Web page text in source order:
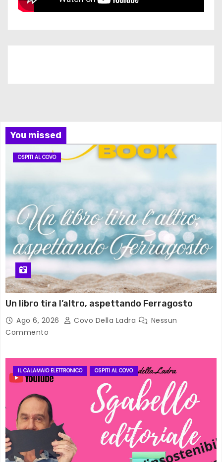
You missed
OSPITI AL COVO
Un libro tira l’altro, aspettando Ferragosto
Ago 6, 2026 Covo Della Ladra
Nessun
Commento
IL CALAMAIO ELETTRONICO OSPITI AL COVO